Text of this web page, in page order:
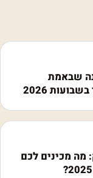
שבאמת
2026
מה מכינים לכם